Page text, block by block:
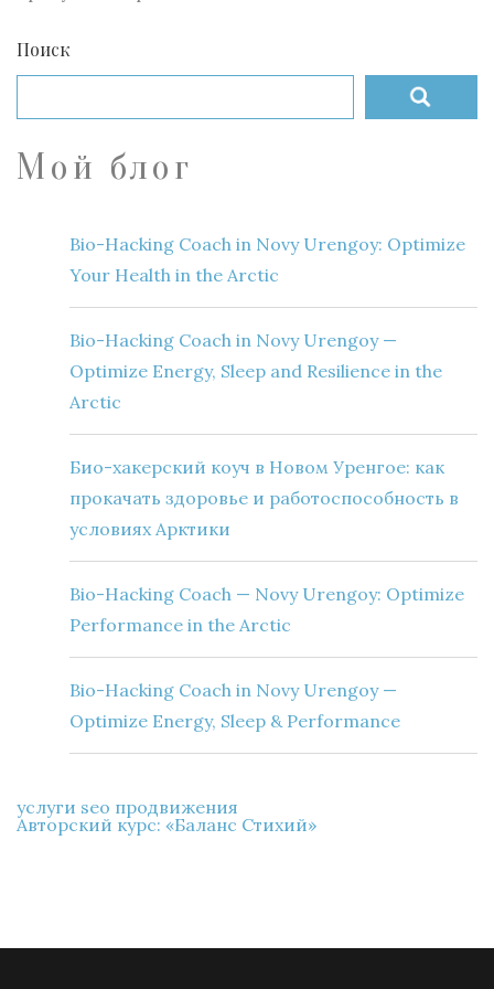
Поиск
Мой блог
Bio-Hacking Coach in Novy Urengoy: Optimize
Your Health in the Arctic
Bio-Hacking Coach in Novy Urengoy —
Optimize Energy, Sleep and Resilience in the
Arctic
Био-хакерский коуч в Новом Уренгое: как
прокачать здоровье и работоспособность в
условиях Арктики
Bio-Hacking Coach — Novy Urengoy: Optimize
Performance in the Arctic
Bio-Hacking Coach in Novy Urengoy —
Optimize Energy, Sleep & Performance
услуги seo продвижения
Авторский курс: «Баланс Стихий»